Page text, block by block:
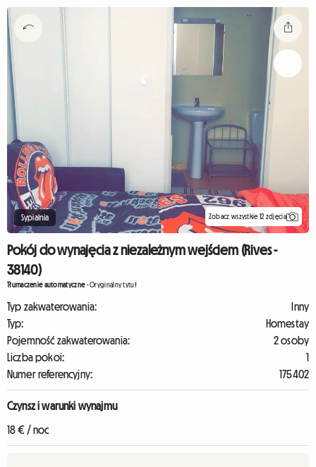
Sypialnia Zobacz wszystkie 12 zdjęcia
Pokój do wynajęcia z niezależnym wejściem (Rives -
38140)
Tłumaczenie automatyczne-Oryginalny tytuł
Typ zakwaterowania:
Inny
Typ:
Homestay
Pojemność zakwaterowania:
2 osoby
Liczba pokoi:
1
Numer referencyjny:
175402
Czynsz i warunki wynajmu
18 € / noc